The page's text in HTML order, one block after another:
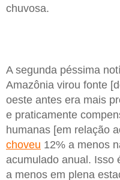
chuvosa.
A segunda péssima
Amazônia virou fonte
oeste antes era mais
e praticamente
humanas [em relação
choveu 12% a menos
acumulado anual. Isso
a menos em plena